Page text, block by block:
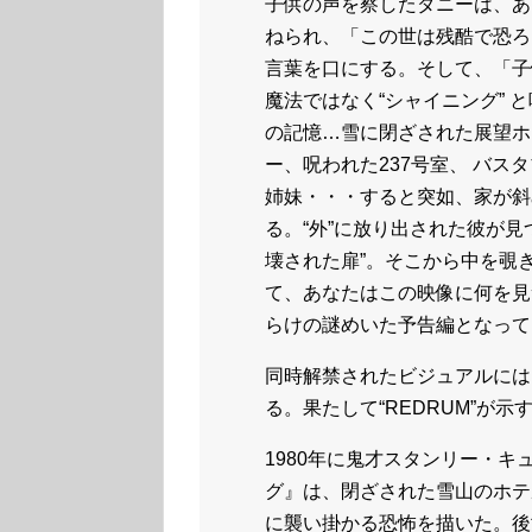
ねられ、「この世は残酷で恐
言葉を口にする。そして、「
魔法ではなく“シャイニング”
の記憶…雪に閉ざされた展望
ー、呪われた237号室、 バス
姉妹・・・すると突如、家が
る。“外”に放り出された彼が
壊された扉”。そこから中を覗
て、あなたはこの映像に何を
らけの謎めいた予告編となっ
同時解禁されたビジュアルに
る。果たして“REDRUM”が示
1980年に鬼才スタンリー・キ
グ』は、閉ざされた雪山のホ
に襲い掛かる恐怖を描いた。